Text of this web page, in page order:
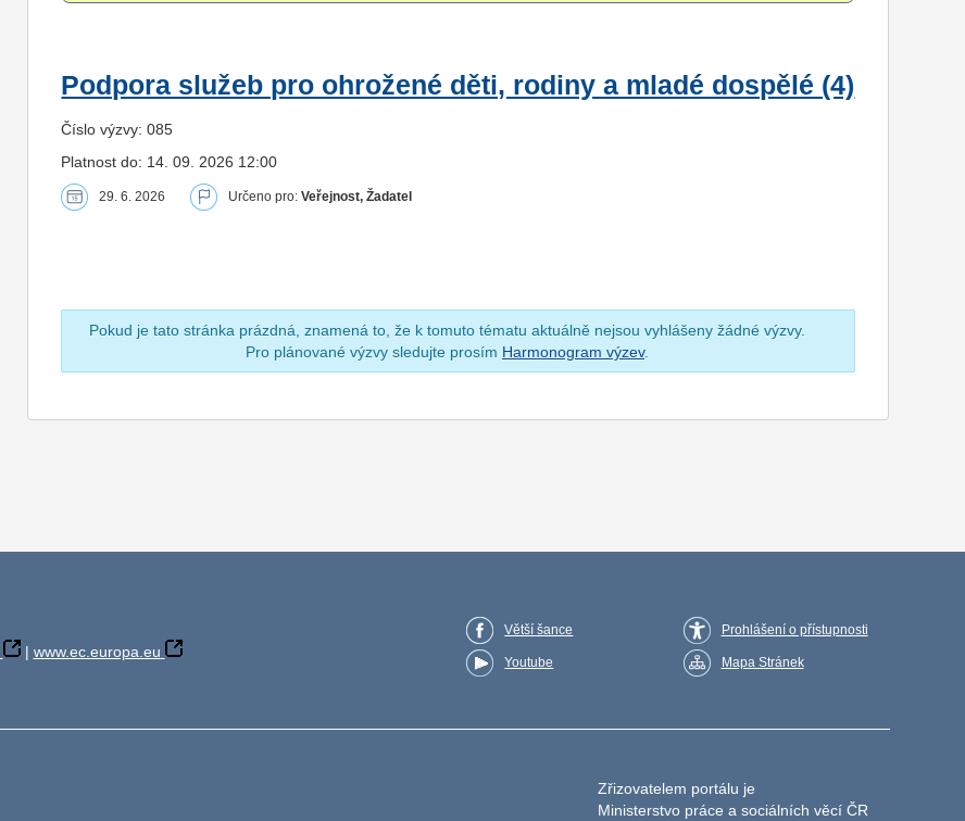
Podpora služeb pro ohrožené děti, rodiny a mladé dospělé (4)
Číslo výzvy: 085
Platnost do: 14. 09. 2026 12:00
29. 6. 2026 Určeno pro:Veřejnost, Žadatel
Pokud je tato stránka prázdná, znamená to, že k tomuto tématu aktuálně nejsou vyhlášeny žádné výzvy.
Pro plánované výzvy sledujte prosím Harmonogram výzev.
| www.ec.europa.eu
Větší šance
Youtube
Prohlášení o přístupnosti
Mapa Stránek
Zřizovatelem portálu je
Ministerstvo práce a sociálních věcí ČR